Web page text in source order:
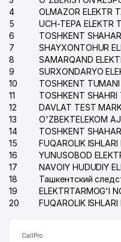
4
5
6
7
8
9
10
11
12
13
O'ZBEKTELEKOM AJ
14
15
16
17
18
19
20
CallPro